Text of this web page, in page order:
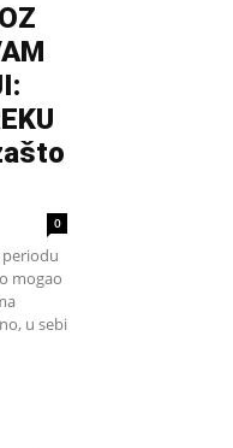
0
mogao
u sebi